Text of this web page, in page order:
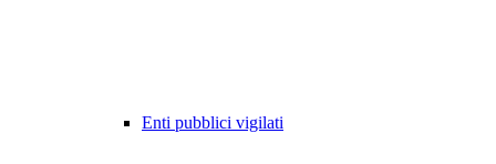
Enti pubblici vigilati